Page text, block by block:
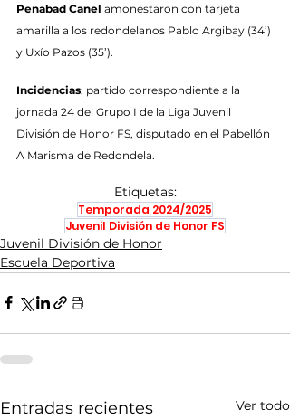
Penabad Canel amonestaron con tarjeta
amarilla a los redondelanos Pablo Argibay (34’)
y Uxío Pazos (35’).
Incidencias: partido correspondiente a la
jornada 24 del Grupo I de la Liga Juvenil
División de Honor FS, disputado en el Pabellón
A Marisma de Redondela.
Etiquetas:
Temporada 2024/2025
Juvenil División de Honor FS
Juvenil División de Honor
Escuela Deportiva
Entradas recientes Ver todo